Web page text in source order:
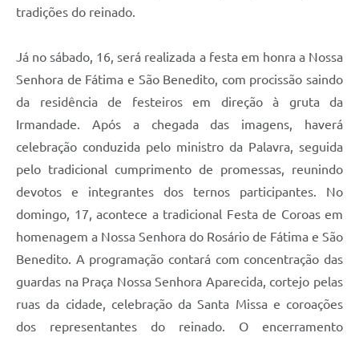
tradições do reinado.
Já no sábado, 16, será realizada a festa em honra a Nossa
Senhora de Fátima e São Benedito, com procissão saindo
da residência de festeiros em direção à gruta da
Irmandade. Após a chegada das imagens, haverá
celebração conduzida pelo ministro da Palavra, seguida
pelo tradicional cumprimento de promessas, reunindo
devotos e integrantes dos ternos participantes. No
domingo, 17, acontece a tradicional Festa de Coroas em
homenagem a Nossa Senhora do Rosário de Fátima e São
Benedito. A programação contará com concentração das
guardas na Praça Nossa Senhora Aparecida, cortejo pelas
ruas da cidade, celebração da Santa Missa e coroações
dos representantes do reinado. O encerramento